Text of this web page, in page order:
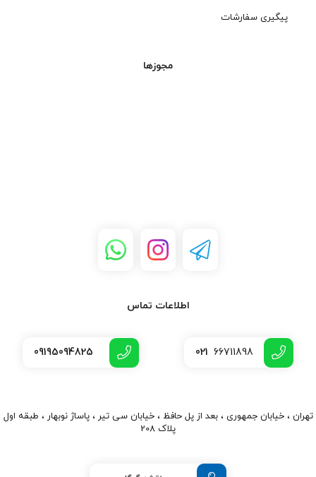
پیگیری سفارشات
مجوزها
اطلاعات تماس
021 66711898
09195094825
تهران ، خیابان جمهوری ، بعد از پل حافظ ، خیابان سی تیر ، پاساژ نوبهار ، طبقه اول
پلاک 208